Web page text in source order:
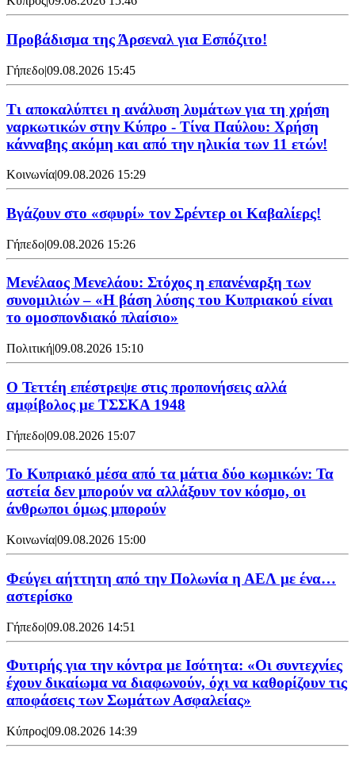
Προβάδισμα της Άρσεναλ για Εσπόζιτο!
Γήπεδο|09.08.2026 15:45
Τι αποκαλύπτει η ανάλυση λυμάτων για τη χρήση
ναρκωτικών στην Κύπρο - Τίνα Παύλου: Χρήση
κάνναβης ακόμη και από την ηλικία των 11 ετών!
Κοινωνία|09.08.2026 15:29
Bγάζουν στο «σφυρί» τον Σρέντερ οι Καβαλίερς!
Γήπεδο|09.08.2026 15:26
Μενέλαος Μενελάου: Στόχος η επανέναρξη των
συνομιλιών – «Η βάση λύσης του Κυπριακού είναι
το ομοσπονδιακό πλαίσιο»
Πολιτική|09.08.2026 15:10
Ο Τεττέη επέστρεψε στις προπονήσεις αλλά
αμφίβολος με ΤΣΣΚΑ 1948
Γήπεδο|09.08.2026 15:07
Το Κυπριακό μέσα από τα μάτια δύο κωμικών: Τα
αστεία δεν μπορούν να αλλάξουν τον κόσμο, οι
άνθρωποι όμως μπορούν
Κοινωνία|09.08.2026 15:00
Φεύγει αήττητη από την Πολωνία η ΑΕΛ με ένα…
αστερίσκο
Γήπεδο|09.08.2026 14:51
Φυτιρής για την κόντρα με Ισότητα: «Οι συντεχνίες
έχουν δικαίωμα να διαφωνούν, όχι να καθορίζουν τις
αποφάσεις των Σωμάτων Ασφαλείας»
Κύπρος|09.08.2026 14:39